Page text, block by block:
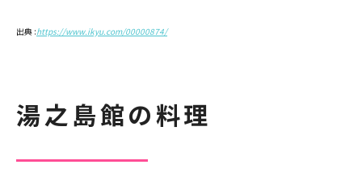
出典 :https://www.ikyu.com/00000874/
湯之島館の料理